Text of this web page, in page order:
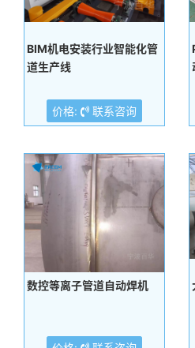
BIM机电安装行业智能化管
道生产线
价格: 联系咨询
数控等离子管道自动焊机